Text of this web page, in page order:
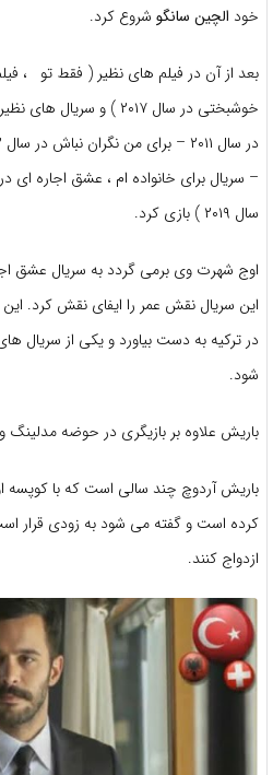
خود الچین سانگو شروع کرد.
خوشبختی در سال ۲۰۱۷ )
سال ۲۰۱۹ ) بازی کرد.
اوج شهرت وی برمی گردد به سریال عشق
این سریال نقش عمر را ایفای نقش کرد.
در ترکیه به دست بیاورد و یکی از سریال
شود.
باریش علاوه بر بازیگری در حوضه مدلینگ و
کرده است و گفته می شود به زودی قرار
ازدواج کنند.